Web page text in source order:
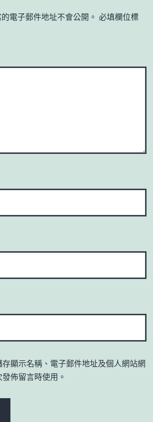
電子郵件地址不會公開。 必填欄位標
存顯示名稱、電子郵件地址及個人網站網
佈留言時使用。